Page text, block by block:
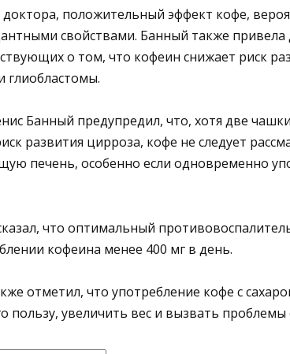
положительный эффект кофе,
свойствами. Банный также привела
о том, что кофеин снижает риск
глиобластомы.
Банный предупредил, что, хотя две
развития цирроза, кофе не следует
печень, особенно если одновременно
что оптимальный
кофеина менее 400 мг в день.
отметил, что употребление кофе с
пользу, увеличить вес и вызвать проблемы